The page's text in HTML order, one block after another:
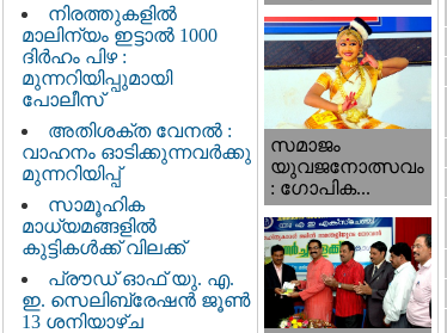
നിരത്തുകളിൽ
മാലിന്യം ഇട്ടാൽ 1000
ദിർഹം പിഴ :
മുന്നറിയിപ്പുമായി
പോലീസ്
അതിശക്ത വേനൽ :
വാഹനം ഓടിക്കുന്നവർക്കു
മുന്നറിയിപ്പ്
സാമൂഹിക
മാധ്യമങ്ങളിൽ
കുട്ടികൾക്ക് വിലക്ക്
പ്രൗഡ് ഓഫ് യു. എ.
ഇ. സെലിബ്രേഷൻ ജൂൺ
13 ശനിയാഴ്ച
സമാജം
യുവജനോത്സവം
: ഗോപിക...